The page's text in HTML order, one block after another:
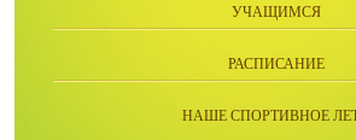
УЧАЩИМСЯ
РАСПИСАНИЕ
НАШЕ СПОРТИВНОЕ